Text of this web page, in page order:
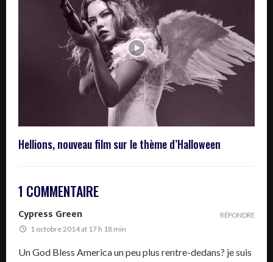
Hellions, nouveau film sur le thème d’Halloween
1 COMMENTAIRE
Cypress Green
1 octobre 2014 at 17 h 18 min
Un God Bless America un peu plus rentre-dedans? je suis
RÉPONDRE